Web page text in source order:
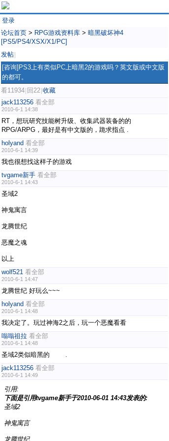
登录
论坛首页 > RPG游戏资料库 > 暗黑破坏神4
[PS5/PS4/XSX/X1/PC]
发帖
[咨询]PS3上有类似PC上暗黑2的游戏吗？英文版或中文版
的都可。
看11934 回22 收藏
jack113256 看全部
2010-6-1 14:38
RT，想玩研究技能树升级、收集武器装备的的
RPG/ARPG，最好是有中文版的，跪求指点 .
holyand 看全部
2010-6-1 14:39
我也很想找这样子的游戏
tvgame新手 看全部
2010-6-1 14:43
圣域2
神鬼寓言
龙腾世纪
恶魔之魂
以上
wolf521 看全部
2010-6-1 14:47
龙腾世纪 好玩么~~~
holyand 看全部
2010-6-1 14:48
我决定了。玩过神海2之后，玩一个恶魔看看
嗡嗡祖拉 看全部
2010-6-1 14:48
圣域2类似暗黑的 .
jack113256 看全部
2010-6-1 14:49
引用:
下面是引用tvgame新手于2010-06-01 14:43发表的:
圣域2
神鬼寓言
龙腾世纪